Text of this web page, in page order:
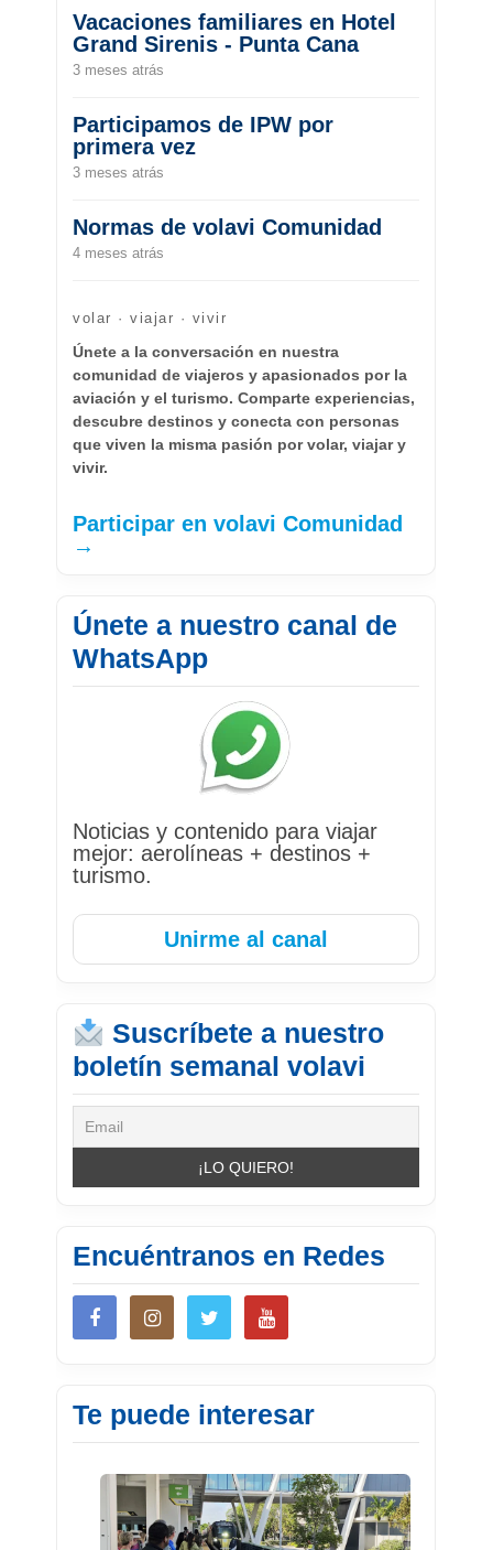
Vacaciones familiares en Hotel
Grand Sirenis - Punta Cana
3 meses atrás
Participamos de IPW por
primera vez
3 meses atrás
Normas de volavi Comunidad
4 meses atrás
volar · viajar · vivir
Únete a la conversación en nuestra
comunidad de viajeros y apasionados por la
aviación y el turismo. Comparte experiencias,
descubre destinos y conecta con personas
que viven la misma pasión por volar, viajar y
vivir.
Participar en volavi Comunidad
→
Únete a nuestro canal de
WhatsApp
Noticias y contenido para viajar
mejor: aerolíneas + destinos +
turismo.
Unirme al canal
Suscríbete a nuestro
boletín semanal volavi
Encuéntranos en Redes
Te puede interesar